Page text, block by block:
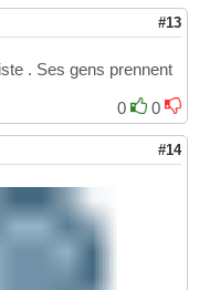
#13
. Ses gens prennent
0
0
#14